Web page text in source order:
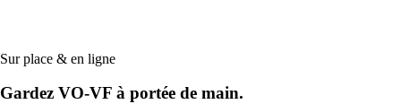
Sur place & en ligne
Gardez VO-VF à portée de main.